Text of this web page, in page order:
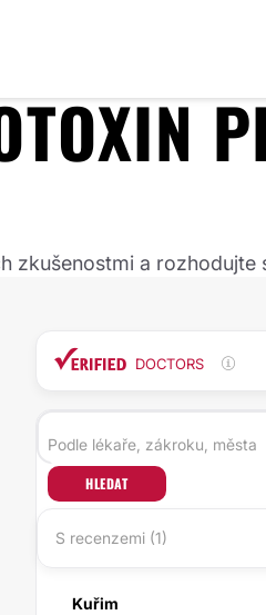
zkušenostmi a rozhodujte
DOCTORS
HLEDAT
S recenzemi (1)
Kuřim